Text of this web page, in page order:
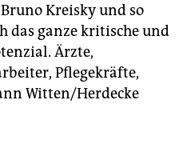
Kreisky und so
das ganze kritische und
Ärzte,
Pflegekräfte,
Witten/Herdecke